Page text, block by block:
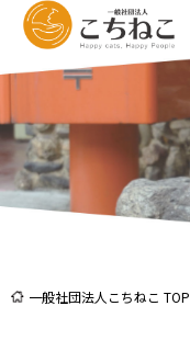
一般社団法人こちねこ TOP